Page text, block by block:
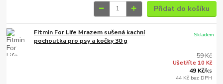
Přidat do košíku
Fitmin For Life Mrazem sušená kachní
pochoutka pro psy a kočky 30 g
59 Kč
Ušetříte 10 Kč
49 Kč/ks
44 Kč bez DPH
Skladem